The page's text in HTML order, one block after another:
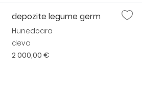
depozite legume germ
Hunedoara
deva
2 000,00 €